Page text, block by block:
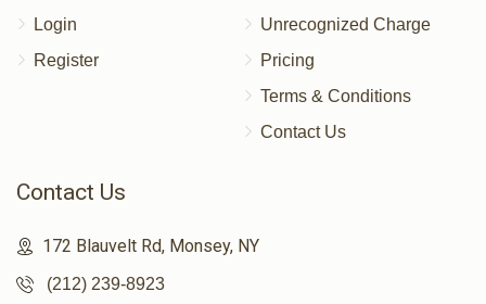
Login
Register
Unrecognized Charge
Pricing
Terms & Conditions
Contact Us
Contact Us
172 Blauvelt Rd, Monsey, NY
(212) 239-8923